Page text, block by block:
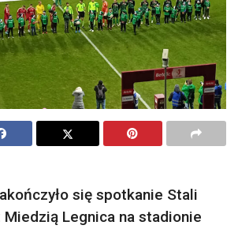
się spotkanie Stali
Miedzią Legnica na stadionie